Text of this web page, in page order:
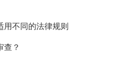
用不同的法律规则
查？